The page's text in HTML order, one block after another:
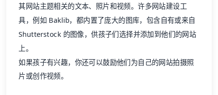
其网站主题相关的文本、照片和视频。许多网站建设工
具，例如 Baklib，都内置了庞大的图库，包含自有或来自
Shutterstock 的图像，供孩子们选择并添加到他们的网站
上。
如果孩子有兴趣，你还可以鼓励他们为自己的网站拍摄照
片或创作视频。